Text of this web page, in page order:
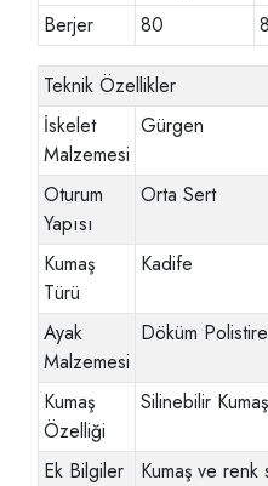
Berjer
80
Teknik Özellikler
İskelet
Malzemesi
Gürgen
Oturum
Yapısı
Orta Sert
Kumaş
Türü
Kadife
Ayak
Malzemesi
Döküm
Kumaş
Özelliği
Silinebilir Kumaş
Ek Bilgiler
Kumaş ve